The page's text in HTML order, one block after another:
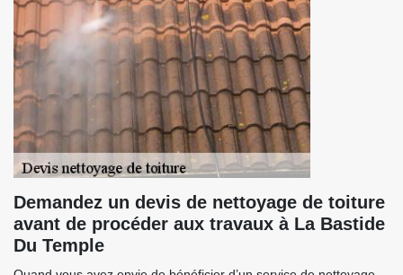
Demandez un devis de nettoyage de toiture
avant de procéder aux travaux à La Bastide
Du Temple